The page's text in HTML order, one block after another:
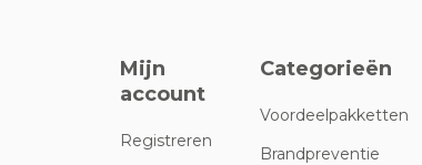
Mijn
account
Registreren
Categorieën
Voordeelpakketten
Brandpreventie